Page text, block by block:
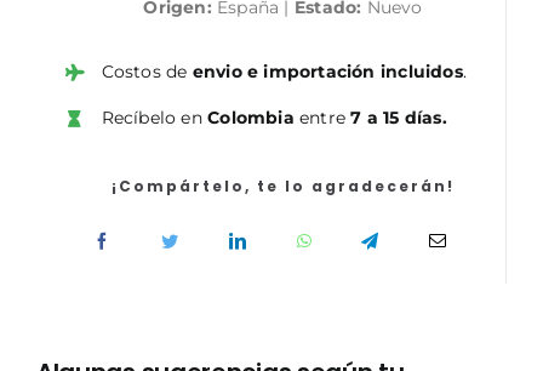
Origen: España | Estado: Nuevo
Costos de envio e importación incluidos.
Recíbelo enColombia entre7 a 15 días.
¡Compártelo, te lo agradecerán!